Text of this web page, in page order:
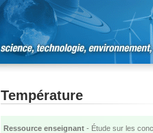
Température
Ressource enseignant - Étude sur les